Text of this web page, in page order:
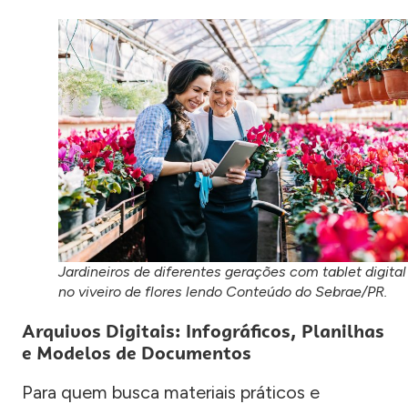
Jardineiros de diferentes gerações com tablet digital
no viveiro de flores lendo Conteúdo do Sebrae/PR.
Arquivos Digitais: Infográficos, Planilhas
e Modelos de Documentos
Para quem busca materiais práticos e